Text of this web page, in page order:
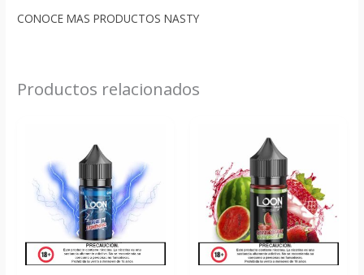
CONOCE MAS PRODUCTOS NASTY
Productos relacionados